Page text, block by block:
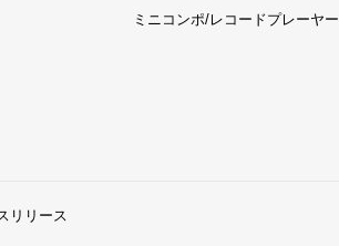
ミニコンポ/レコードプレーヤー
リリース